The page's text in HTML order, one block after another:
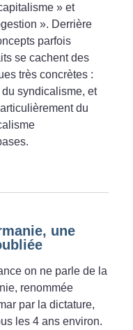
» et
». Derrière
parfois
se cachent des
très concrètes :
syndicalisme, et
du
une
on ne parle de la
renommée
par la dictature,
les 4 ans environ.